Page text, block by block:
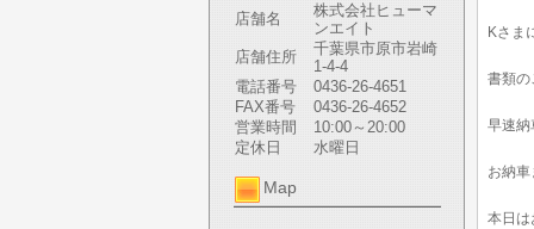
店舗名
株式会社ヒューマ
ンエイト
店舗住所
千葉県市原市岩崎
1-4-4
電話番号
0436-26-4651
FAX番号
0436-26-4652
営業時間
10:00～20:00
定休日
水曜日
Map
Kさま
書類の
早速納
お納車
本日は